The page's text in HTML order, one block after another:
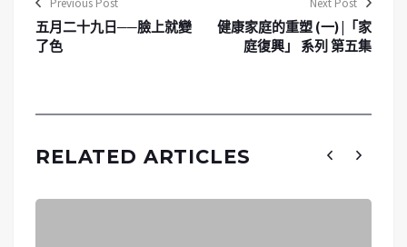
Previous Post
五月二十九日──臉上就變
了色
Next Post
健康家庭的重塑 (一) |「家
庭復興」 系列 第五集
RELATED ARTICLES